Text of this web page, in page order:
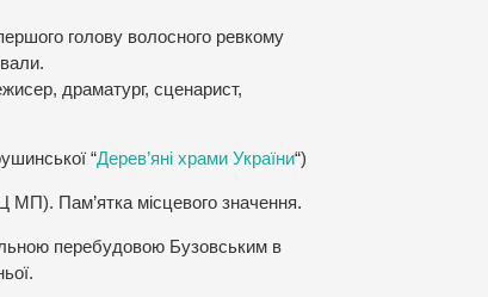
голову волосного ревкому
драматург, сценарист,
“Дерев’яні храми України“)
МП). Пам’ятка місцевого значення.
перебудовою Бузовським в